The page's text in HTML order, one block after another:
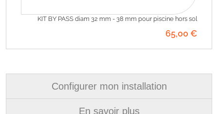
KIT BY PASS diam 32 mm - 38 mm pour piscine hors sol
65,00 €
Configurer mon installation
En savoir plus